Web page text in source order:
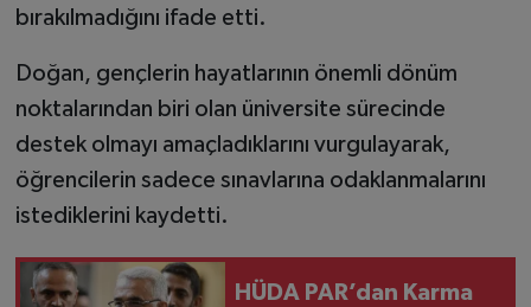
bırakılmadığını ifade etti.
Doğan, gençlerin hayatlarının önemli dönüm
noktalarından biri olan üniversite sürecinde
destek olmayı amaçladıklarını vurgulayarak,
öğrencilerin sadece sınavlarına odaklanmalarını
istediklerini kaydetti.
HÜDA PAR’dan Karma